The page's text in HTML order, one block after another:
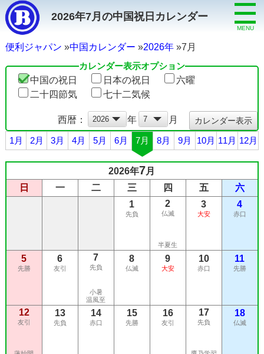
2026年7月の中国祝日カレンダー
MENU
便利ジャパン 中国カレンダー 2026年
7月
カレンダー表示オプション
中国の祝日
日本の祝日
六曜
二十四節気
七十二気候
西暦： 年 月
1月 2月 3月 4月 5月 6月 7月 8月 9月 10月 11月 12月
2026年7月
日
一 二 三 四 五
六
1
先負
2
仏滅
半夏生
3
大安
4
赤口
5
先勝
6
友引
7
先負
小暑
温風至
8
仏滅
9
大安
10
赤口
11
先勝
12
友引
13
先負
14
赤口
15
先勝
16
友引
17
先負
18
仏滅